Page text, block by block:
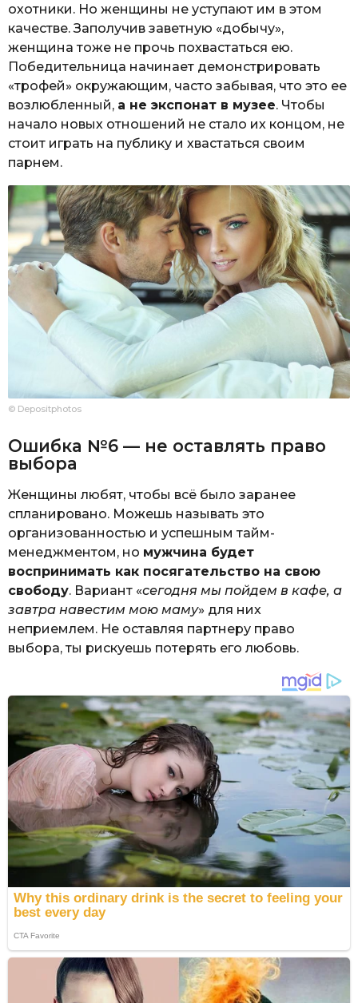
охотники. Но женщины не уступают им в этом
качестве. Заполучив заветную «добычу»,
женщина тоже не прочь похвастаться ею.
Победительница начинает демонстрировать
«трофей» окружающим, часто забывая, что это ее
возлюбленный, а не экспонат в музее. Чтобы
начало новых отношений не стало их концом, не
стоит играть на публику и хвастаться своим
парнем.
© Depositphotos
Ошибка №6 — не оставлять право
выбора
Женщины любят, чтобы всё было заранее
спланировано. Можешь называть это
организованностью и успешным тайм-
менеджментом, но мужчина будет
воспринимать как посягательство на свою
свободу. Вариант «сегодня мы пойдем в кафе, а
завтра навестим мою маму» для них
неприемлем. Не оставляя партнеру право
выбора, ты рискуешь потерять его любовь.